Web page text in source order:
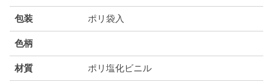
包装 ポリ袋入
色柄
材質 ポリ塩化ビニル